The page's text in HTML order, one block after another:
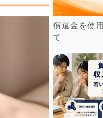
償還金を使
て